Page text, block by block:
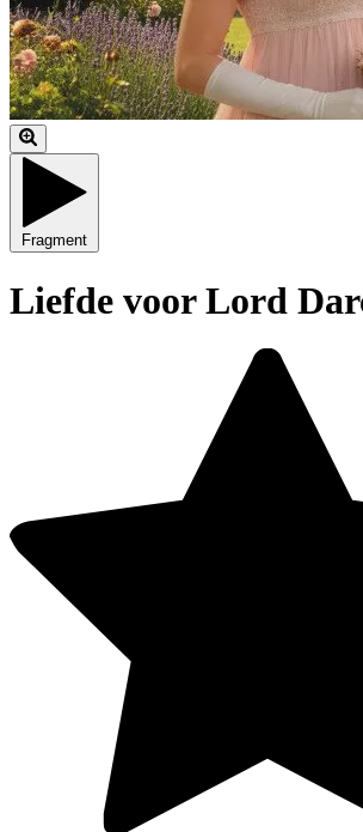
Fragment
Liefde voor Lord